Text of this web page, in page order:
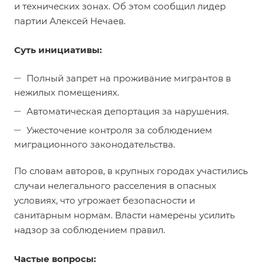
и технических зонах. Об этом сообщил лидер
партии Алексей Нечаев.
Суть инициативы:
Полный запрет на проживание мигрантов в
нежилых помещениях.
Автоматическая депортация за нарушения.
Ужесточение контроля за соблюдением
миграционного законодательства.
По словам авторов, в крупных городах участились
случаи нелегального расселения в опасных
условиях, что угрожает безопасности и
санитарным нормам. Власти намерены усилить
надзор за соблюдением правил.
Частые вопросы: